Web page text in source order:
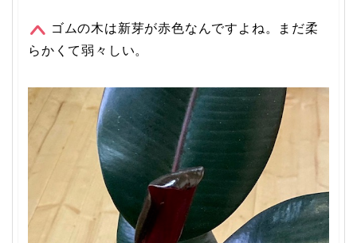
ゴムの木は新芽が赤色なんですよね。まだ柔
らかくて弱々しい。